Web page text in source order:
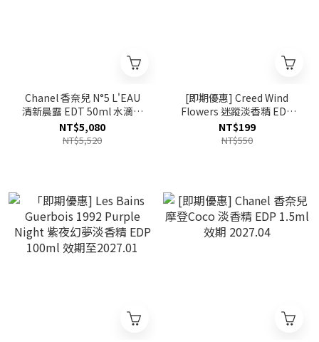
Chanel 香奈兒 N°5 L'EAU
清新晨露 EDT 50ml 水滴限
定版包裝
NT$5,080
NT$5,520
[即期優惠] Creed Wind
Flowers 迷蹤淡香精 EDP
1.7ml 盒裝 效期至2026.11
NT$199
NT$550